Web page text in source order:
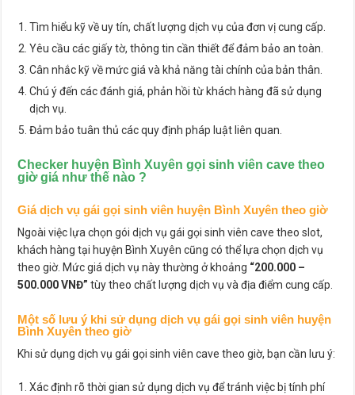
Tìm hiểu kỹ về uy tín, chất lượng dịch vụ của đơn vị cung cấp.
Yêu cầu các giấy tờ, thông tin cần thiết để đảm bảo an toàn.
Cân nhắc kỹ về mức giá và khả năng tài chính của bản thân.
Chú ý đến các đánh giá, phản hồi từ khách hàng đã sử dụng
dịch vụ.
Đảm bảo tuân thủ các quy định pháp luật liên quan.
Checker huyện Bình Xuyên gọi sinh viên cave theo
giờ giá như thế nào ?
Giá dịch vụ gái gọi sinh viên huyện Bình Xuyên theo giờ
Ngoài việc lựa chọn gói dịch vụ gái gọi sinh viên cave theo slot,
khách hàng tại huyện Bình Xuyên cũng có thể lựa chọn dịch vụ
theo giờ. Mức giá dịch vụ này thường ở khoảng “200.000 –
500.000 VNĐ” tùy theo chất lượng dịch vụ và địa điểm cung cấp.
Một số lưu ý khi sử dụng dịch vụ gái gọi sinh viên huyện
Bình Xuyên theo giờ
Khi sử dụng dịch vụ gái gọi sinh viên cave theo giờ, bạn cần lưu ý:
Xác định rõ thời gian sử dụng dịch vụ để tránh việc bị tính phí